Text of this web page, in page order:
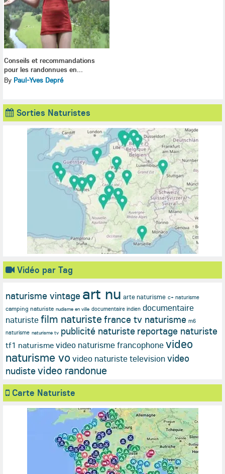
Conseils et recommandations
pour les randonnues en...
By Paul-Yves Depré
Sorties Naturistes
Vidéo par Tag
naturisme vintage art nu arte naturisme c+ naturisme
camping naturiste nudisme en ville documentaire indien documentaire
naturistefilm naturistefrance tv naturisme m6
naturisme naturisme tv publicité naturiste reportage naturiste
tf1 naturisme video naturisme francophonevideo
naturisme vo video naturiste televisionvideo
nudistevideo randonue
Carte Naturiste